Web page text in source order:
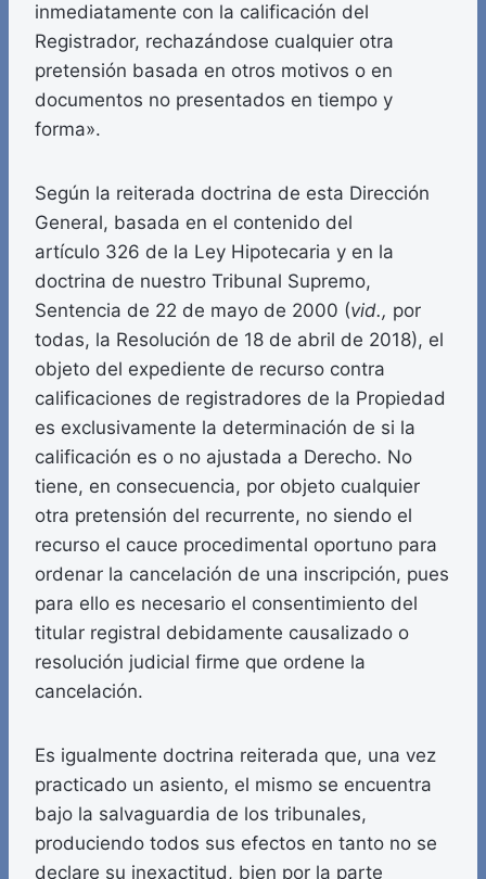
inmediatamente con la calificación del
Registrador, rechazándose cualquier otra
pretensión basada en otros motivos o en
documentos no presentados en tiempo y
forma».
Según la reiterada doctrina de esta Dirección
General, basada en el contenido del
artículo 326 de la Ley Hipotecaria y en la
doctrina de nuestro Tribunal Supremo,
Sentencia de 22 de mayo de 2000 (vid., por
todas, la Resolución de 18 de abril de 2018), el
objeto del expediente de recurso contra
calificaciones de registradores de la Propiedad
es exclusivamente la determinación de si la
calificación es o no ajustada a Derecho. No
tiene, en consecuencia, por objeto cualquier
otra pretensión del recurrente, no siendo el
recurso el cauce procedimental oportuno para
ordenar la cancelación de una inscripción, pues
para ello es necesario el consentimiento del
titular registral debidamente causalizado o
resolución judicial firme que ordene la
cancelación.
Es igualmente doctrina reiterada que, una vez
practicado un asiento, el mismo se encuentra
bajo la salvaguardia de los tribunales,
produciendo todos sus efectos en tanto no se
declare su inexactitud, bien por la parte